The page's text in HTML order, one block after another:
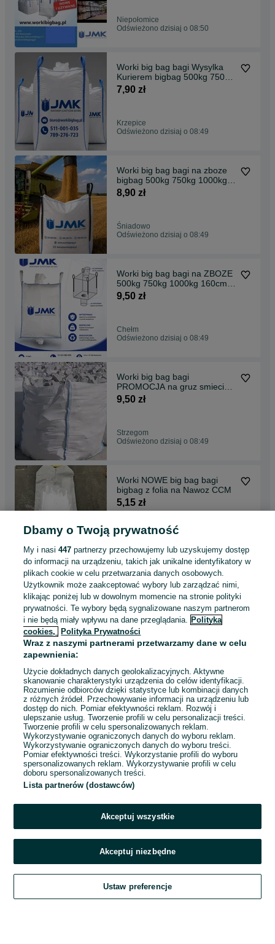
Niepołomice
Odświeżono dzisiaj o 08:50
Worki big bag bagi Wysylka
Kurierem bigbag 500kg 750kg
1000kg 1250kg 1500kg
POLECAM
7,90 zł
Krzepice
Odświeżono dzisiaj o 08:49
Worki big bag bagi na zboze
bigbag 500kg 750kg 1000kg
155cm Dostawa 24h
8,90 zł
Śniadowo
Odświeżono dzisiaj o 08:49
Worki big bag bagi na ZBOZE
500kg 750kg 1000kg 160cm
bigbag Dostawa 24h
NOWOSC
9,50 zł
Chełm
Odświeżono dzisiaj o 08:49
Worki big bag bagi
PROMOCJA na gruz smieci
90/90/100 NOWE bigbag
9,50 zł
Strzegom
Odświeżono dzisiaj o 08:49
Worki NOWE big bag bagi
bigbag z folia na Nawoz CCM
5,15 zł
Radomsko
Worki big bag bagi Nowe I
Używane Najlepsza cena w
Polsce
9 zł
Kraków, Bronowice
Odświeżono dzisiaj o 08:35
1 2 3 ... 65
Zadzwoń / SMS
Szukaj Obserwujesz Dodaj Czat Konto
Dbamy o Twoją prywatność
My i nasi447 partnerzy przechowujemy lub uzyskujemy dostęp
do informacji na urządzeniu, takich jak unikalne identyfikatory w
plikach cookie w celu przetwarzania danych osobowych.
Użytkownik może zaakceptować wybory lub zarządzać nimi,
klikając poniżej lub w dowolnym momencie na stronie polityki
prywatności. Te wybory będą sygnalizowane naszym partnerom
i nie będą miały wpływu na dane przeglądania. Polityka
cookies,
Polityka Prywatności
Wraz z naszymi partnerami przetwarzamy dane w celu
zapewnienia:
Użycie dokładnych danych geolokalizacyjnych. Aktywne
skanowanie charakterystyki urządzenia do celów identyfikacji.
Rozumienie odbiorców dzięki statystyce lub kombinacji danych
z różnych źródeł. Przechowywanie informacji na urządzeniu lub
dostęp do nich. Pomiar efektywności reklam. Rozwój i
ulepszanie usług. Tworzenie profili w celu personalizacji treści.
Tworzenie profili w celu spersonalizowanych reklam.
Wykorzystywanie ograniczonych danych do wyboru reklam.
Wykorzystywanie ograniczonych danych do wyboru treści.
Pomiar efektywności treści. Wykorzystanie profili do wyboru
spersonalizowanych reklam. Wykorzystywanie profili w celu
doboru spersonalizowanych treści.
Lista partnerów (dostawców)
Akceptuj wszystkie
Akceptuj niezbędne
Ustaw preferencje